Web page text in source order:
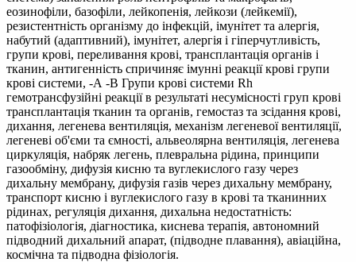
еозинофіли, базофіли, лейкопенія, лейкози (лейкемії),
резистентність організму до інфекцій, імунітет та алергія,
набутий (адаптивний), імунітет, алергія і гіперчутливість,
групи крові, переливання крові, трансплантація органів і
тканин, антигенність спричиняє імунні реакції крові групи
крові системи, -А -В Групи крові системи Rh
гемотрансфузійні реакції в результаті несумісності груп крові
трансплантація тканин та органів, гемостаз та зсідання крові,
дихання, легенева вентиляція, механізм легеневої вентиляції,
легеневі об'єми та ємності, альвеолярна вентиляція, легенева
циркуляція, набряк легень, плевральна рідина, принципи
газообміну, дифузія кисню та вуглекислого газу через
дихальну мембрану, дифузія газів через дихальну мембрану,
транспорт кисню і вуглекислого газу в крові та тканинних
рідинах, регуляція дихання, дихальна недостатність:
патофізіологія, діагностика, киснева терапія, автономний
підводний дихальний апарат, (підводне плавання), авіаційна,
космічна та підводна фізіологія.